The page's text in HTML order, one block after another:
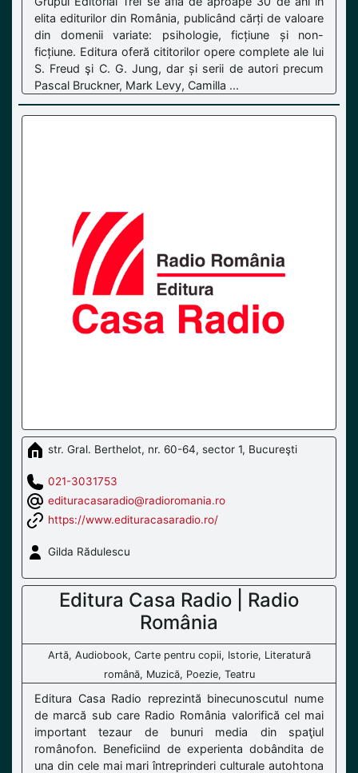
elita editurilor din România, publicând cărți de valoare
din domenii variate: psihologie, ficțiune și non-
ficțiune. Editura oferă cititorilor opere complete ale lui
S. Freud şi C. G. Jung, dar și serii de autori precum
Pascal Bruckner, Mark Levy, Camilla ...
str. Gral. Berthelot, nr. 60-64, sector 1, Bucureşti
021-3031753
edituracasaradio@radioromania.ro
https://www.edituracasaradio.ro/
Gilda Rădulescu
Editura Casa Radio | Radio
România
Artă, Audiobook, Carte pentru copii, Istorie, Literatură
română, Muzică, Poezie, Teatru
Editura Casa Radio reprezintă binecunoscutul nume
de marcă sub care Radio România valorifică cel mai
important tezaur de bunuri media din spaţiul
românofon. Beneficiind de experienta dobândita de
una din cele mai mari întreprinderi culturale autohtona